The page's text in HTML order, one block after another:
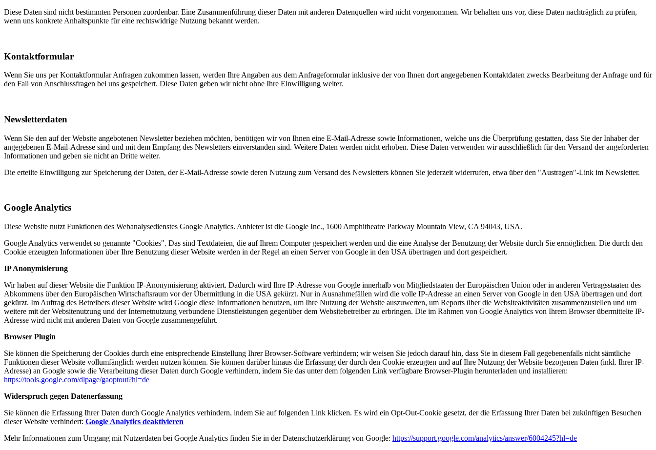
Diese Daten sind nicht bestimmten Personen zuordenbar. Eine Zusammenführung dieser Daten mit anderen Datenquellen wird nicht vorgenommen. Wir behalten uns vor, diese Daten nachträglich zu prüfen,
wenn uns konkrete Anhaltspunkte für eine rechtswidrige Nutzung bekannt werden.
Kontaktformular
Wenn Sie uns per Kontaktformular Anfragen zukommen lassen, werden Ihre Angaben aus dem Anfrageformular inklusive der von Ihnen dort angegebenen Kontaktdaten zwecks Bearbeitung der Anfrage und für
den Fall von Anschlussfragen bei uns gespeichert. Diese Daten geben wir nicht ohne Ihre Einwilligung weiter.
Newsletterdaten
Wenn Sie den auf der Website angebotenen Newsletter beziehen möchten, benötigen wir von Ihnen eine E-Mail-Adresse sowie Informationen, welche uns die Überprüfung gestatten, dass Sie der Inhaber der
angegebenen E-Mail-Adresse sind und mit dem Empfang des Newsletters einverstanden sind. Weitere Daten werden nicht erhoben. Diese Daten verwenden wir ausschließlich für den Versand der angeforderten
Informationen und geben sie nicht an Dritte weiter.
Die erteilte Einwilligung zur Speicherung der Daten, der E-Mail-Adresse sowie deren Nutzung zum Versand des Newsletters können Sie jederzeit widerrufen, etwa über den "Austragen"-Link im Newsletter.
Google Analytics
Diese Website nutzt Funktionen des Webanalysedienstes Google Analytics. Anbieter ist die Google Inc., 1600 Amphitheatre Parkway Mountain View, CA 94043, USA.
Google Analytics verwendet so genannte "Cookies". Das sind Textdateien, die auf Ihrem Computer gespeichert werden und die eine Analyse der Benutzung der Website durch Sie ermöglichen. Die durch den
Cookie erzeugten Informationen über Ihre Benutzung dieser Website werden in der Regel an einen Server von Google in den USA übertragen und dort gespeichert.
IP Anonymisierung
Wir haben auf dieser Website die Funktion IP-Anonymisierung aktiviert. Dadurch wird Ihre IP-Adresse von Google innerhalb von Mitgliedstaaten der Europäischen Union oder in anderen Vertragsstaaten des
Abkommens über den Europäischen Wirtschaftsraum vor der Übermittlung in die USA gekürzt. Nur in Ausnahmefällen wird die volle IP-Adresse an einen Server von Google in den USA übertragen und dort
gekürzt. Im Auftrag des Betreibers dieser Website wird Google diese Informationen benutzen, um Ihre Nutzung der Website auszuwerten, um Reports über die Websiteaktivitäten zusammenzustellen und um
weitere mit der Websitenutzung und der Internetnutzung verbundene Dienstleistungen gegenüber dem Websitebetreiber zu erbringen. Die im Rahmen von Google Analytics von Ihrem Browser übermittelte IP-
Adresse wird nicht mit anderen Daten von Google zusammengeführt.
Browser Plugin
Sie können die Speicherung der Cookies durch eine entsprechende Einstellung Ihrer Browser-Software verhindern; wir weisen Sie jedoch darauf hin, dass Sie in diesem Fall gegebenenfalls nicht sämtliche
Funktionen dieser Website vollumfänglich werden nutzen können. Sie können darüber hinaus die Erfassung der durch den Cookie erzeugten und auf Ihre Nutzung der Website bezogenen Daten (inkl. Ihrer IP-
Adresse) an Google sowie die Verarbeitung dieser Daten durch Google verhindern, indem Sie das unter dem folgenden Link verfügbare Browser-Plugin herunterladen und installieren:
https://tools.google.com/dlpage/gaoptout?hl=de
Widerspruch gegen Datenerfassung
Sie können die Erfassung Ihrer Daten durch Google Analytics verhindern, indem Sie auf folgenden Link klicken. Es wird ein Opt-Out-Cookie gesetzt, der die Erfassung Ihrer Daten bei zukünftigen Besuchen
dieser Website verhindert: Google Analytics deaktivieren
Mehr Informationen zum Umgang mit Nutzerdaten bei Google Analytics finden Sie in der Datenschutzerklärung von Google: https://support.google.com/analytics/answer/6004245?hl=de